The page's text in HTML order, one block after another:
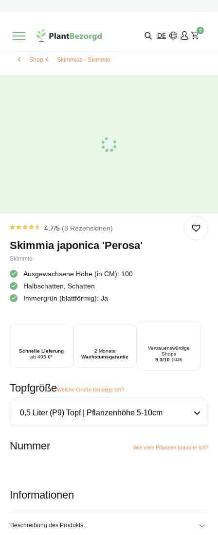
Wähle selbst
DE
0
Shop Skimmias - Skimmie
von 5
von
aus
4.7/5 3 Rezensionen
Skimmia japonica 'Perosa'
Skimmie
Ausgewachsene Höhe (in CM): 100
Halbschatten, Schatten
Immergrün (blattförmig): Ja
Schnelle Lieferung
ab 495 €*
2 Monate
Wachstumsgarantie
Vertrauenswürdige
Shops
9.3/10 (7129)
TopfgrößeWelche Größe benötige ich?
Nummer Wie viele Pflanzen brauche ich?
Informationen
Beschreibung des Produkts